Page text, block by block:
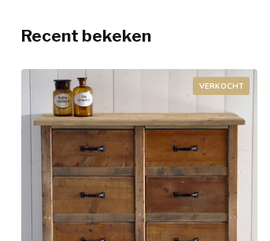
Recent bekeken
VERKOCHT